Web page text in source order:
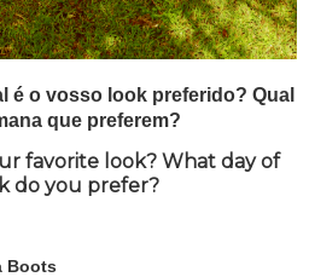
é o vosso look preferido? Qual
que preferem?
favorite look? What day of
do you prefer?
Boots